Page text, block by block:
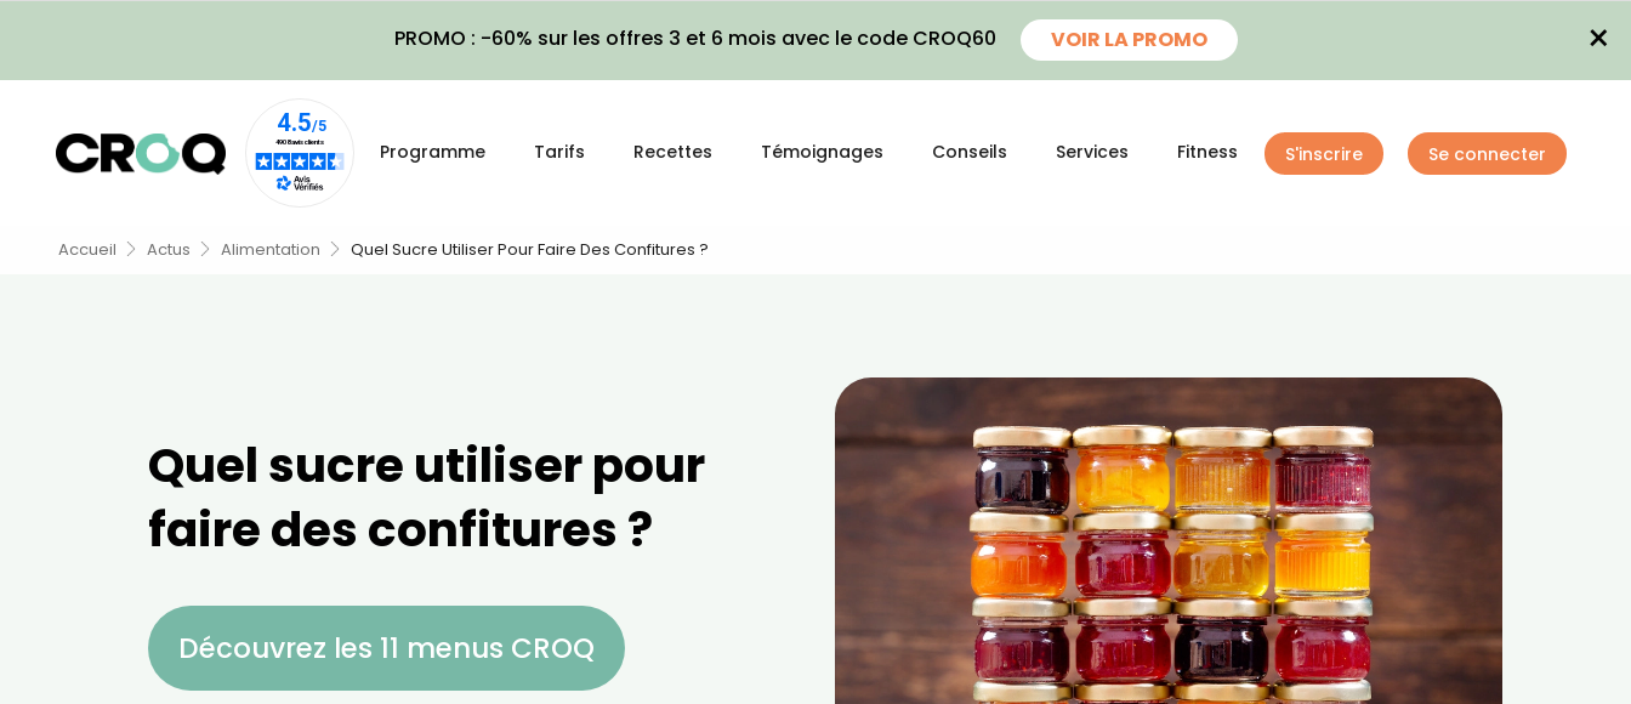
PROMO : -60% sur les offres 3 et 6 mois avec le code CROQ60 VOIR LA PROMO ×
Programme Tarifs Recettes Témoignages Conseils Services Fitness S'inscrire Se connecter
Accueil Actus Alimentation Quel Sucre Utiliser Pour Faire Des Confitures ?
Quel sucre utiliser pour
faire des confitures ?
Découvrez les 11 menus CROQ